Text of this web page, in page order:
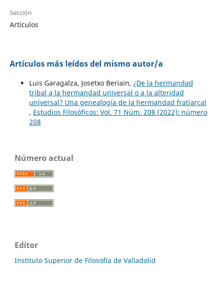
Sección
Artículos
Artículos más leídos del mismo autor/a
Luis Garagalza, Josetxo Beriain, ¿De la hermandad
tribal a la hermandad universal o a la alteridad
universal? Una genealogía de la hermandad fratiarcal
, Estudios Filosóficos: Vol. 71 Núm. 208 (2022): número
208
Número actual
Editor
Instituto Superior de Filosofía de Valladolid